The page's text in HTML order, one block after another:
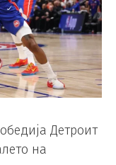
Детроит
на